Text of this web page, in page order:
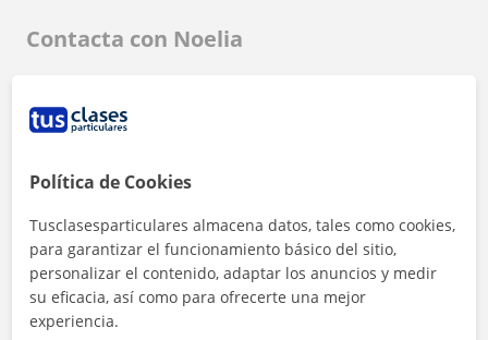
Contacta con Noelia
Tarifa
Política de Cookies
Tusclasesparticulares almacena datos, tales como cookies,
para garantizar el funcionamiento básico del sitio,
personalizar el contenido, adaptar los anuncios y medir
su eficacia, así como para ofrecerte una mejor
experiencia.